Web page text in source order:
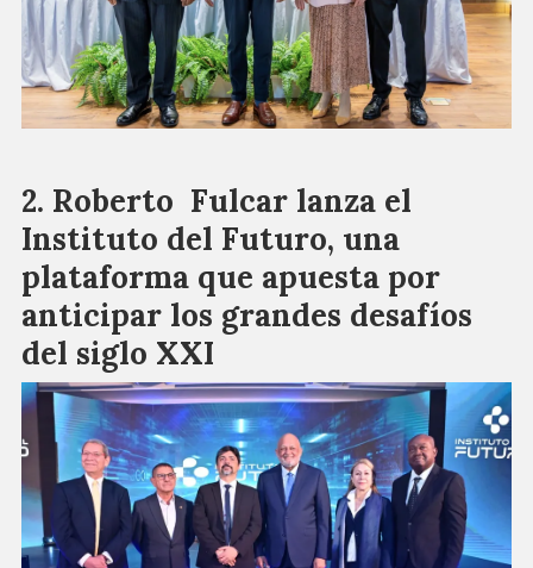
Roberto Fulcar lanza el
Instituto del Futuro, una
plataforma que apuesta por
anticipar los grandes desafíos
del siglo XXI